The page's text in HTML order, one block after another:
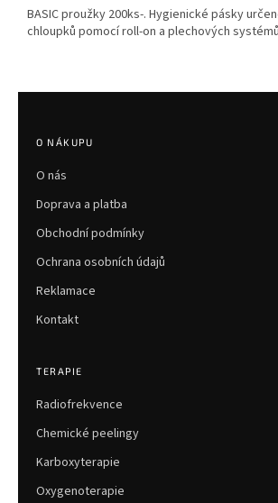
BASIC proužky 200ks-. Hygienické pásky
chloupků pomocí roll-on a plechových
O NÁKUPU
O nás
Doprava a platba
Obchodní podmínky
Ochrana osobních údajů
Reklamace
Kontakt
TERAPIE
Radiofrekvence
Chemické peelingy
Karboxyterapie
Oxygenoterapie